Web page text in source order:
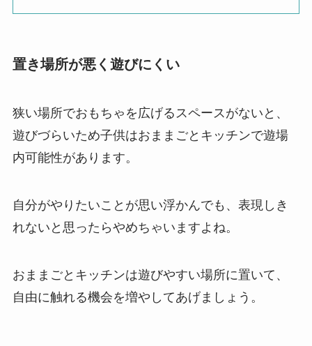
置き場所が悪く遊びにくい
狭い場所でおもちゃを広げるスペースがないと、
遊びづらいため子供はおままごとキッチンで遊場
内可能性があります。
自分がやりたいことが思い浮かんでも、表現しき
れないと思ったらやめちゃいますよね。
おままごとキッチンは遊びやすい場所に置いて、
自由に触れる機会を増やしてあげましょう。